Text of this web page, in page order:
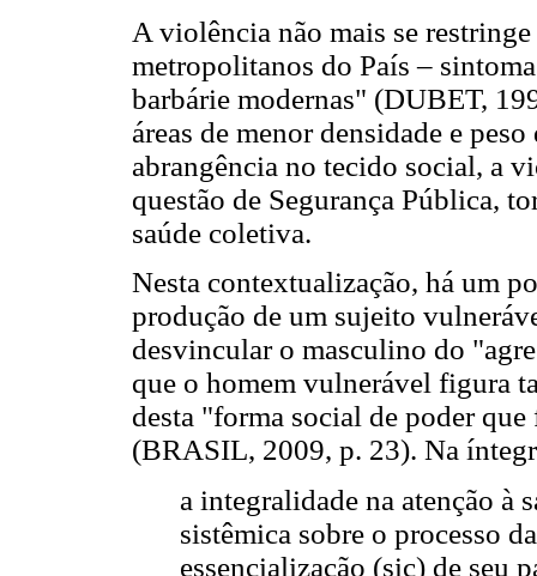
A violência não mais se
metropolitanos do País –
barbárie modernas" (DUBET,
áreas de menor densidade e
abrangência no tecido social, a
questão de Segurança Pública,
saúde coletiva.
Nesta contextualização, há um
produção de um sujeito
desvincular o masculino do
que o homem vulnerável figura
desta "forma social de poder
(BRASIL, 2009, p. 23). Na
a integralidade na atenção à
sistêmica sobre o processo
essencialização (sic) de seu